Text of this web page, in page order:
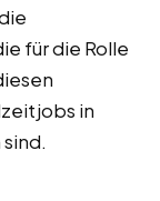
für die Rolle
in